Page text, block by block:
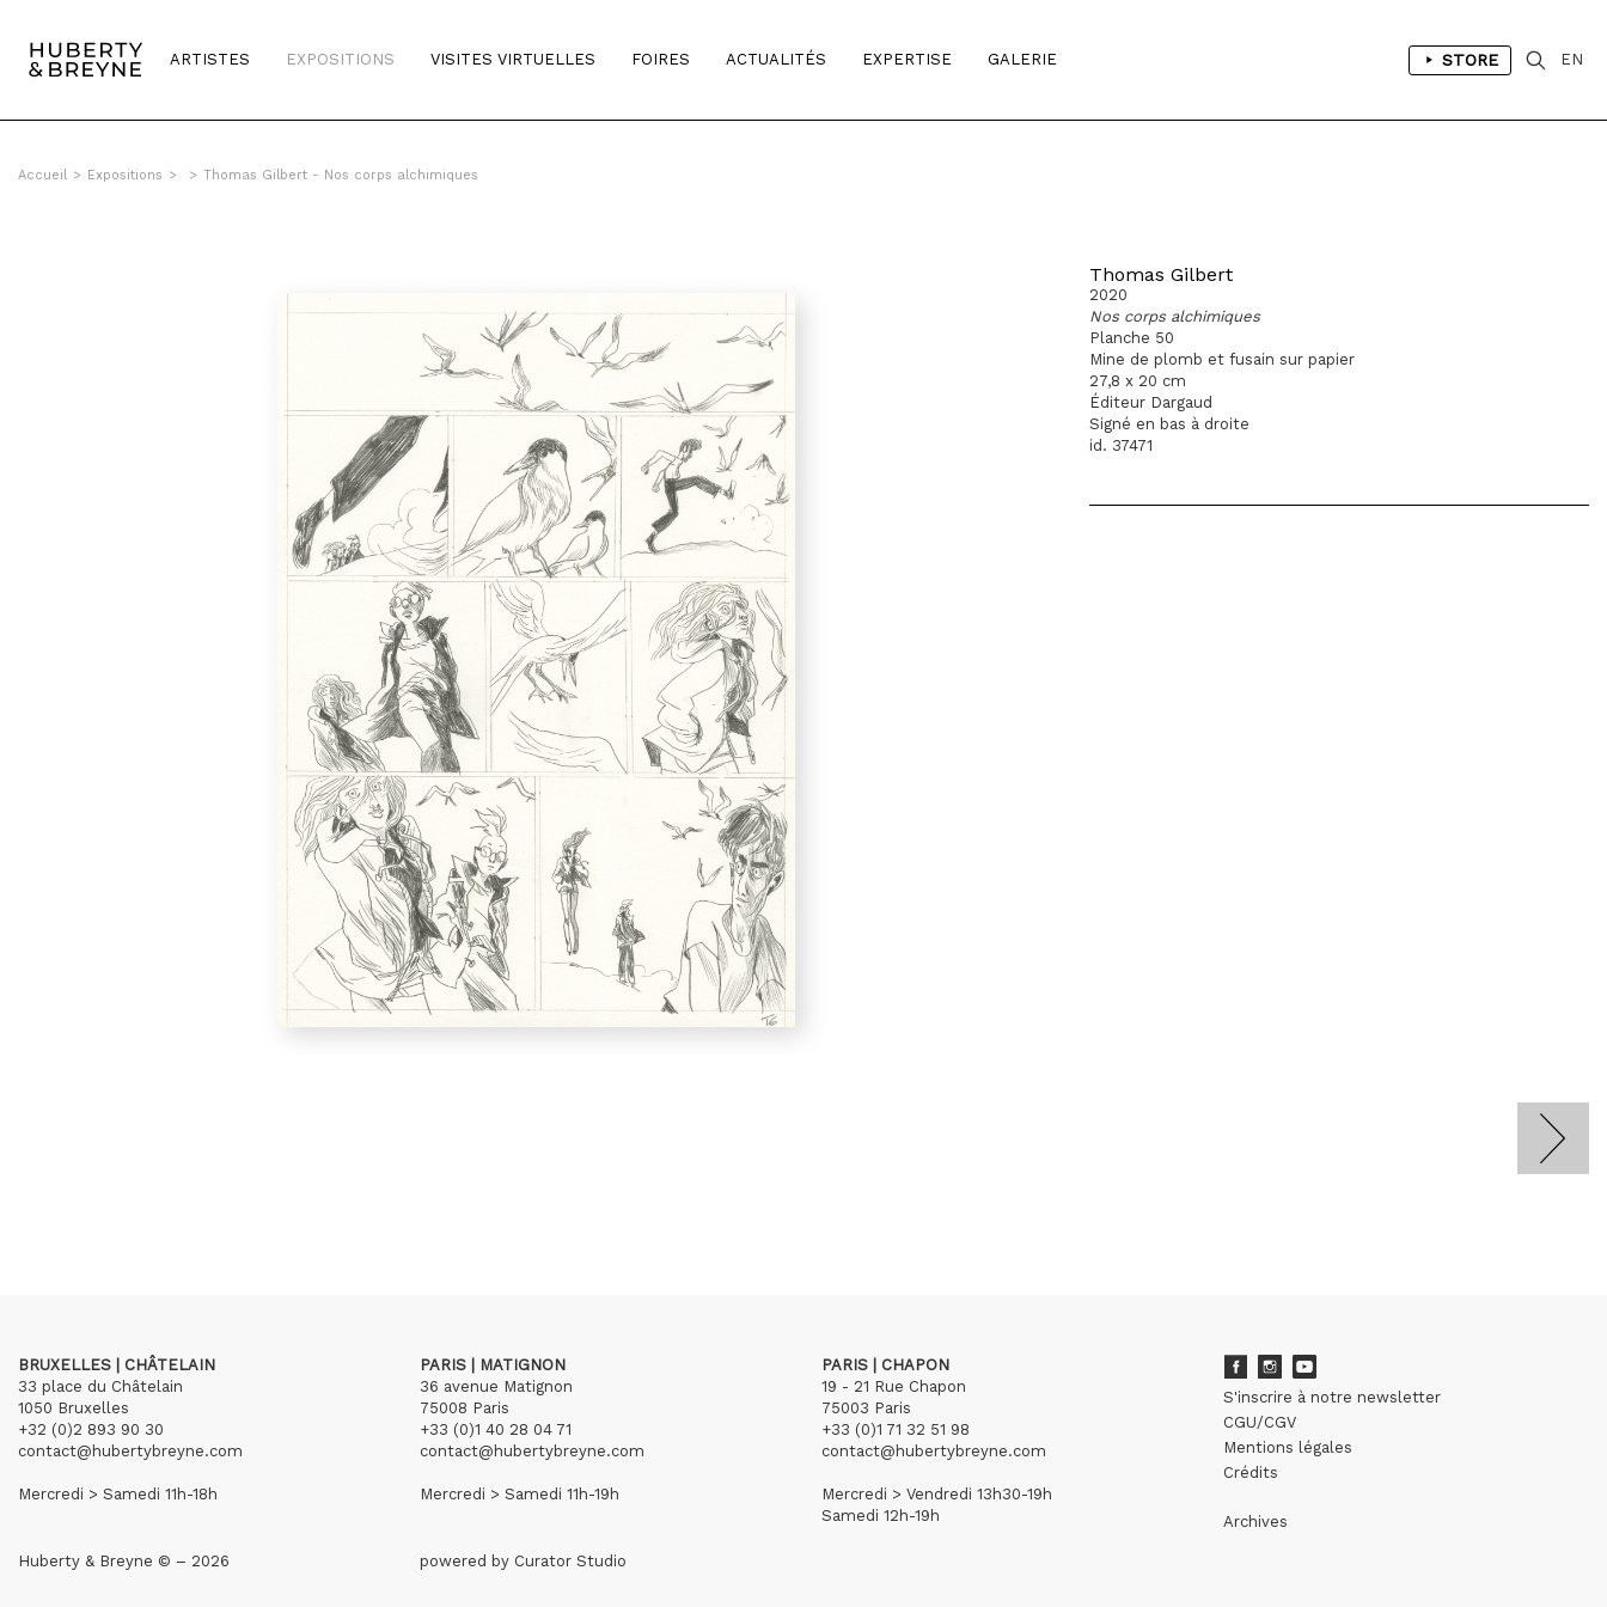
ARTISTES EXPOSITIONS VISITES VIRTUELLES FOIRES ACTUALITÉS EXPERTISE GALERIE STORE EN
Accueil > Expositions > > Thomas Gilbert - Nos corps alchimiques
Thomas Gilbert
2020
Nos corps alchimiques
Planche 50
Mine de plomb et fusain sur papier
27,8 x 20 cm
Éditeur Dargaud
Signé en bas à droite
id. 37471
BRUXELLES | CHÂTELAIN
33 place du Châtelain
1050 Bruxelles
+32 (0)2 893 90 30
contact@hubertybreyne.com
Mercredi > Samedi 11h-18h
PARIS | MATIGNON
36 avenue Matignon
75008 Paris
+33 (0)1 40 28 04 71
contact@hubertybreyne.com
Mercredi > Samedi 11h-19h
PARIS | CHAPON
19 - 21 Rue Chapon
75003 Paris
+33 (0)1 71 32 51 98
contact@hubertybreyne.com
Mercredi > Vendredi 13h30-19h
Samedi 12h-19h
S'inscrire à notre newsletter
CGU/CGV
Mentions légales
Crédits
Archives
Huberty & Breyne © – 2026 powered by Curator Studio